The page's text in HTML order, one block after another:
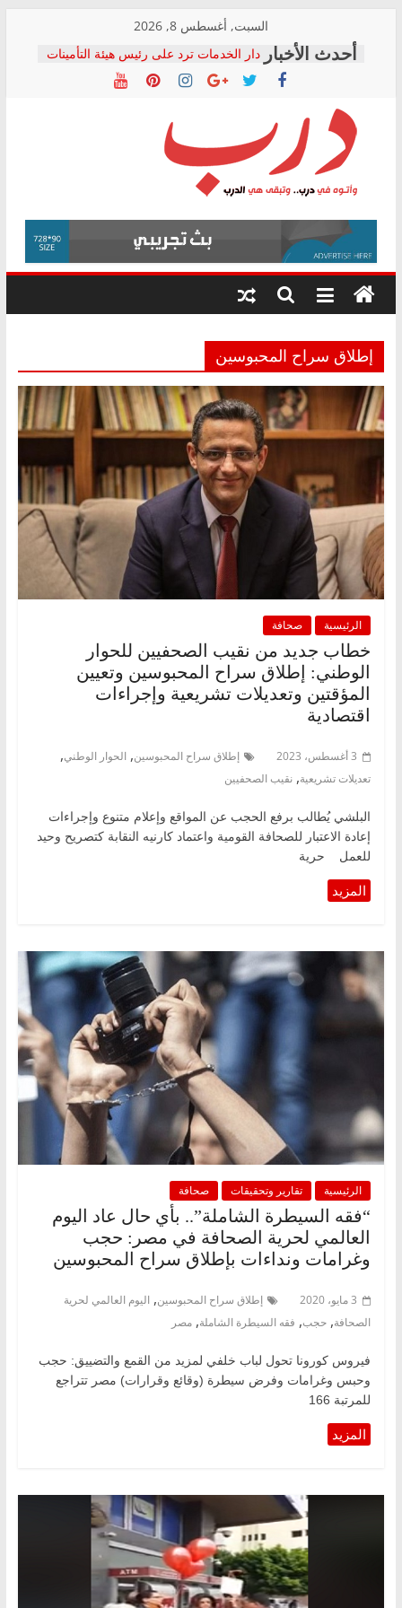
content
السبت, أغسطس 8, 2026
دار الخدمات ترد على رئيس هيئة التأمينات
بعد مؤتمره الصحفي: إنكار الأزمة لا ينهي
معاناة أصحاب المعاشات.. ونطالب بكشف
فرحات سليمان يكتب: القطاع الصحي إلى
أين؟
حزب التحالف الشعبي يطلق لجنة “الحق
في الصحة” بالإسكندرية لرصد الانتهاكات
ودعم المرضى
الوزاري لمدينة الصحفيين.. وانتهاء أعمال
إنشاء المبنى الإداري
المجلس القومي لحقوق الإنسان يعلن
متابعة قضية الدكتور محمد زهران.. ويؤكد:
قرينة البراءة وضمانات المحاكمة العادلة
درب
وأتوه
درب..
وتبقى
هي
إطلاق سراح المحبوسين
الرئيسية صحافة
خطاب جديد من نقيب الصحفيين للحوار
الوطني: إطلاق سراح المحبوسين وتعيين
المؤقتين وتعديلات تشريعية وإجراءات
اقتصادية
3 أغسطس، 2023 إطلاق سراح المحبوسين, الحوار الوطني,
تعديلات تشريعية, نقيب الصحفيين
البلشي يُطالب برفع الحجب عن المواقع وإعلام متنوع وإجراءات
إعادة الاعتبار للصحافة القومية واعتماد كارنيه النقابة كتصريح وحيد
للعمل ‏‎ حرية
الرئيسية تقارير وتحقيقات صحافة
“فقه السيطرة الشاملة”.. بأي حال عاد اليوم
العالمي لحرية الصحافة في مصر: حجب
وغرامات ونداءات بإطلاق سراح المحبوسين
3 مايو، 2020 إطلاق سراح المحبوسين, اليوم العالمي لحرية
الصحافة, حجب, فقه السيطرة الشاملة, مصر
فيروس كورونا تحول لباب خلفي لمزيد من القمع والتضييق: حجب
وحبس وغرامات وفرض سيطرة (وقائع وقرارات) مصر تتراجع
للمرتبة 166